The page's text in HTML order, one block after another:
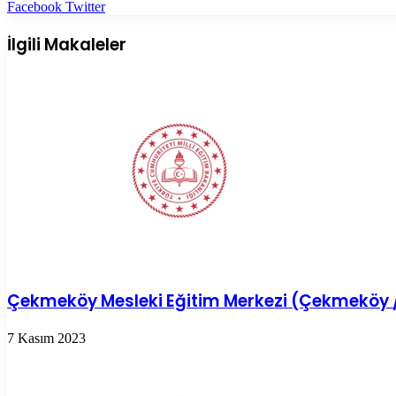
Facebook TwitterLinkedIn
Tumblr
Pinterest
Reddit
VKontakte
E-
ile
paylaş
Yazdır
İlgili Makaleler
Çekmeköy Mesleki Eğitim Merkezi
7 Kasım 2023